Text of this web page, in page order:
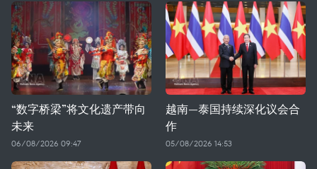
“数字桥梁”将文化遗产带向
未来
06/08/2026 09:47
越南—泰国持续深化议会合
作
05/08/2026 14:53